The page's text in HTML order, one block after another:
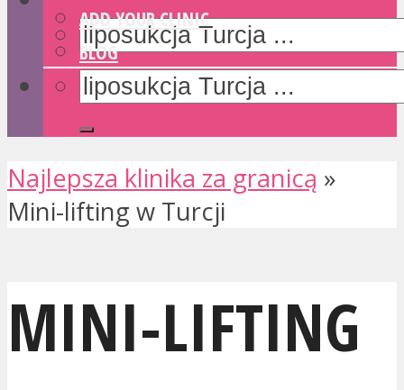
ADD YOUR CLINIC
BLOG
Najlepsza klinika za granicą »
Mini-lifting w Turcji
MINI-LIFTING